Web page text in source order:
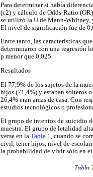
Para determinar si había
(c2) y cálculo de Odds-Ratio
se utilizó la U de Mann-Whitney,
El nivel de significación fue de
Entre tanto, las características
determinaron con una regresión
p menor que 0,025.
Resultados
El 77,9% de los sujetos de la
hijos (71,4%) y estaban solteros
26,4% eran amas de casa. Con
estudios tecnológicos o
El grupo de intentos de suicidio
muestra. El grupo de letalidad
verse en la Tabla 1, cuando se
civil, tener hijos, nivel de
la probabilidad de vivir sólo en